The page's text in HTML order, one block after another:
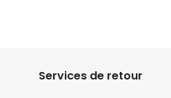
Services de retour